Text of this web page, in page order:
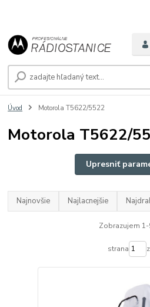
Úvod Motorola T5622/5522
Motorola T5622/
Upresniť
Najnovšie Najlacnejšie
Zobrazujem 1-
strana